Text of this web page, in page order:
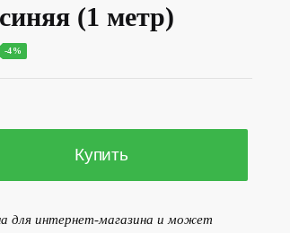
(1 метр)
-4%
Купить
для интернет-магазина и может